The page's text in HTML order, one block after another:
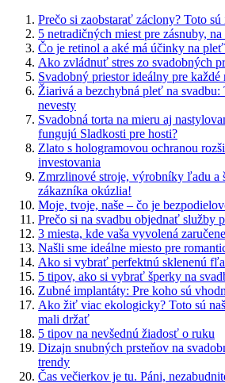
Prečo si zaobstarať záclony? Toto
5 netradičných miest pre zásnuby,
Čo je retinol a aké má účinky na
Ako zvládnuť stres zo svadobných
Svadobný priestor ideálny pre každé
Žiarivá a bezchybná pleť na svadbu:
nevesty
Svadobná torta na mieru aj
fungujú Sladkosti pre hosti?
Zlato s hologramovou ochranou
investovania
Zmrzlinové stroje, výrobníky ľadu a
zákazníka okúzlia!
Moje, tvoje, naše – čo je
Prečo si na svadbu objednať služby
3 miesta, kde vaša vyvolená
Našli sme ideálne miesto pre
Ako si vybrať perfektnú sklenenú
5 tipov, ako si vybrať šperky na
Zubné implantáty: Pre koho sú
Ako žiť viac ekologicky? Toto sú
mali držať
5 tipov na nevšednú žiadosť o ruku
Dizajn snubných prsteňov na
trendy
Čas večierkov je tu. Páni,